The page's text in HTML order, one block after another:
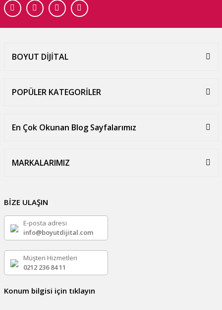
BOYUT DİJİTAL
POPÜLER KATEGORİLER
En Çok Okunan Blog Sayfalarımız
MARKALARIMIZ
BİZE ULAŞIN
E-posta adresi
info@boyutdijital.com
Müşteri Hizmetleri
0212 236 84 11
Konum bilgisi için tıklayın